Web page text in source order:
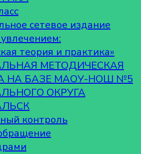
сетевое издание
теория и практика»
МЕТОДИЧЕСКАЯ
НА БАЗЕ МАОУ-НОШ №5
ОКРУГА
контроль